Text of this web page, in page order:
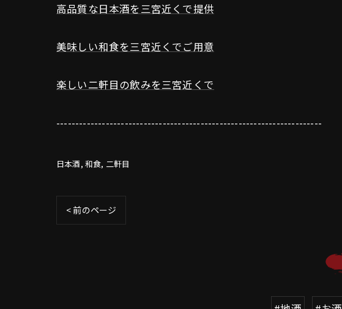
高品質な日本酒を三宮近くで提供
美味しい和食を三宮近くでご用意
楽しい二軒目の飲みを三宮近くで
----------------------------------------------------------------------
日本酒 和食 二軒目
< 前のページ